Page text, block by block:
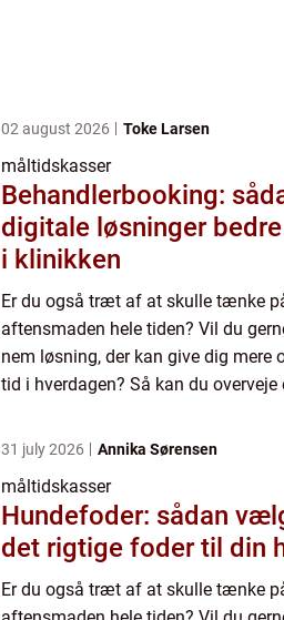
02 august 2026 Toke Larsen
måltidskasser
Behandlerbooking:
digitale løsninger
i klinikken
Er du også træt af at skulle tænke
aftensmaden hele tiden? Vil du
nem løsning, der kan give dig mere
tid i hverdagen? Så kan du overveje
31 july 2026 Annika Sørensen
måltidskasser
Hundefoder: sådan
det rigtige foder til din
Er du også træt af at skulle tænke